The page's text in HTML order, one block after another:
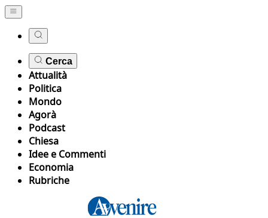
Cerca
Attualità
Politica
Mondo
Agorà
Podcast
Chiesa
Idee e Commenti
Economia
Rubriche